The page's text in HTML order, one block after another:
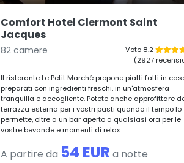
Comfort Hotel Clermont Saint
Jacques
82 camere
Voto 8.2
(2927
Il ristorante Le Petit Marché propone piatti fatti in
preparati con ingredienti freschi, in un'atmosfera
tranquilla e accogliente. Potete anche approfittare
terrazza esterna per i vostri pasti quando il tempo lo
permette, oltre a un bar aperto a qualsiasi ora per le
vostre bevande e momenti di relax.
A partire da 54 EUR a notte